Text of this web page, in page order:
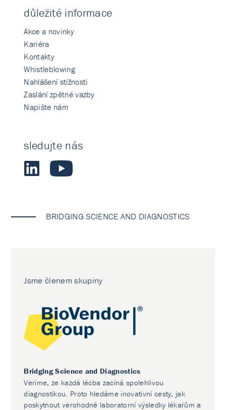
důležité informace
Akce a novinky
Kariéra
Kontakty
Whistleblowing
Nahlášení stížnosti
Zaslání zpětné vazby
Napište nám
sledujte nás
BRIDGING SCIENCE AND DIAGNOSTICS
Jsme členem skupiny
Bridging Science and Diagnostics
Věříme, že každá léčba začíná spolehlivou
diagnostikou. Proto hledáme inovativní cesty, jak
poskytnout věrohodné laboratorní výsledky lékařům a